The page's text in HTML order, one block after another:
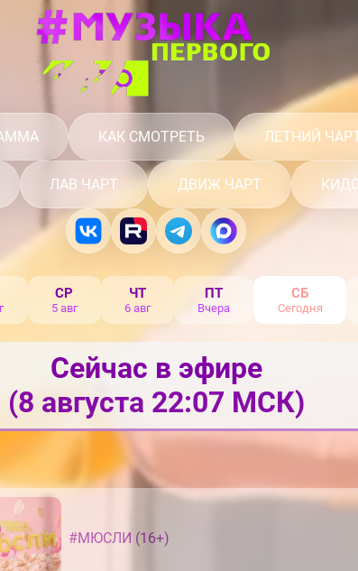
КАК СМОТРЕТЬ ЛЕТНИЙ
ЛАВ ЧАРТ ДВИЖ ЧАРТ
СР
5 авг
ЧТ
6 авг
ПТ
Вчера
СБ
Сегодня
Сейчас в эфире
(8 августа 22:07 МСК)
#МЮСЛИ (16+)